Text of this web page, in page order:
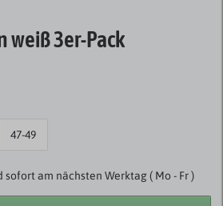
weiß 3er-Pack
47-49
am nächsten Werktag ( Mo - Fr )